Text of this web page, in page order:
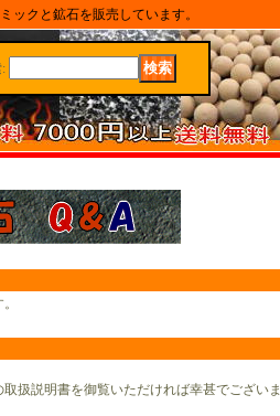
クと鉱石を販売しています。
:
扱説明書を御覧いただければ幸甚でございま